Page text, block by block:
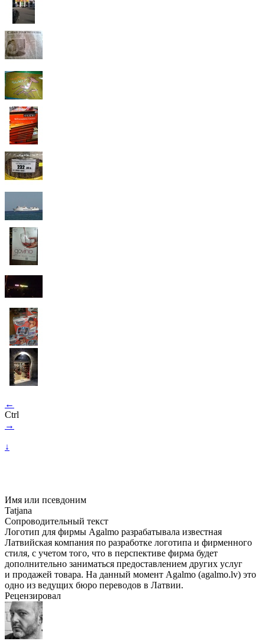
←
Ctrl
→
↓
Имя или псевдоним
Tatjana
Сопроводительный текст
Логотип для фирмы Agalmo разрабатывала известная
Латвийская компания по разработке логотипа и фирменного
стиля, с учетом того, что в перспективе фирма будет
дополнительно заниматься предоставлением других услуг
и продажей товара. На данный момент Agalmo (agalmo.lv) это
одно из ведущих бюро переводов в Латвии.
Рецензировал